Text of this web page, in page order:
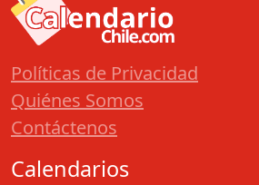
Políticas de Privacidad
Quiénes Somos
Contáctenos
Calendarios